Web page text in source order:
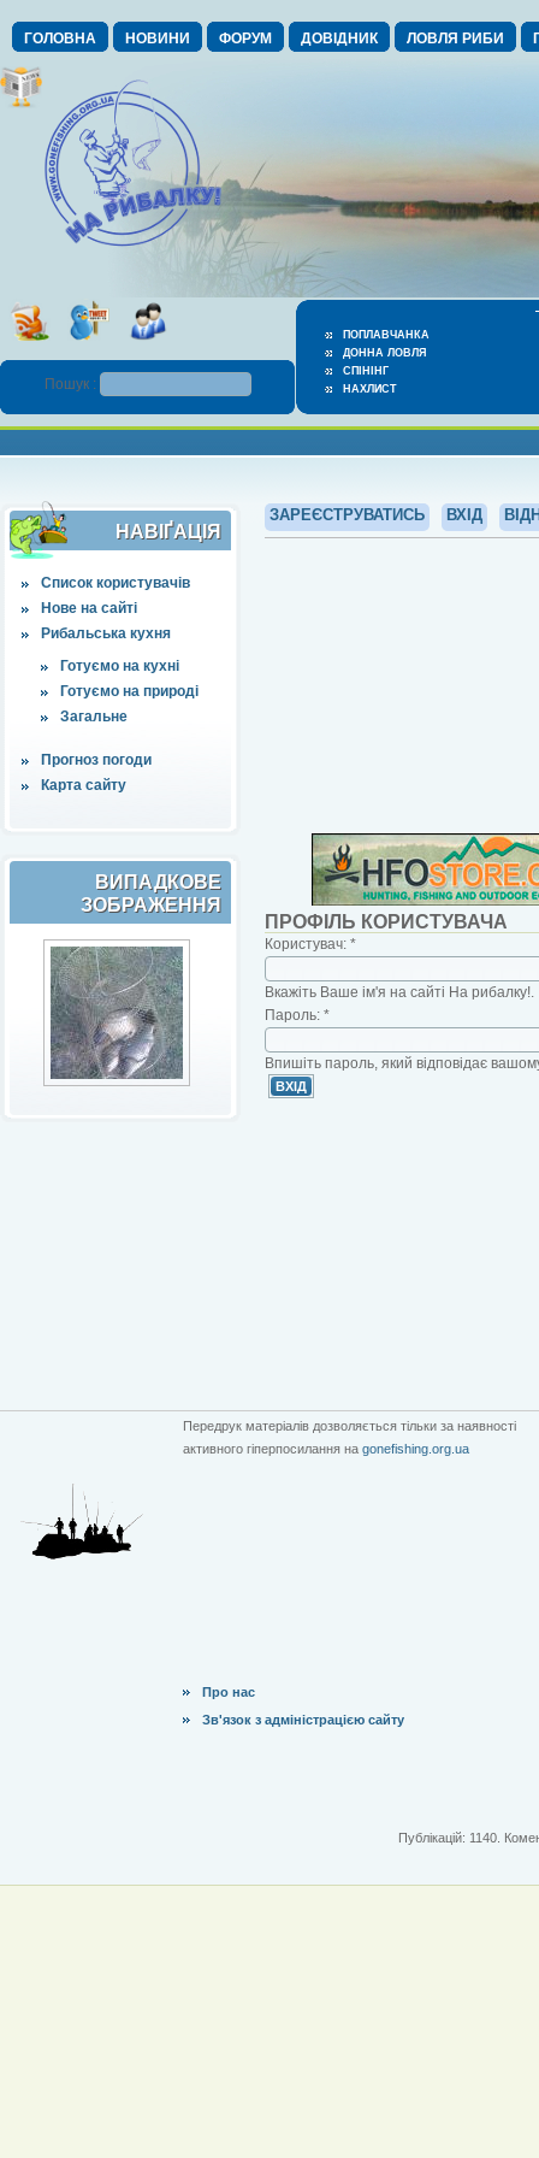
ГОЛОВНА НОВИНИ ФОРУМ ДОВІДНИК ЛОВЛЯ РИБИ
ПОПЛАВЧАНКА
ДОННА ЛОВЛЯ
СПІНІНГ
НАХЛИСТ
Пошук :
НАВІҐАЦІЯ
Список користувачів
Нове на сайті
Рибальська кухня
Готуємо на кухні
Готуємо на природі
Загальне
Прогноз погоди
Карта сайту
ВИПАДКОВЕ
ЗОБРАЖЕННЯ
ЗАРЕЄСТРУВАТИСЬ ВХІД
ПРОФІЛЬ КОРИСТУВАЧА
Користувач: *
Вкажіть Ваше ім'я на сайті На рибалку!.
Пароль: *
Впишіть пароль, який відповідає
Передрук матеріалів дозволяється тільки за наявності
активного гіперпосилання на gonefishing.org.ua
Про нас
Зв'язок з адміністрацією сайту
Публікацій: 1140.